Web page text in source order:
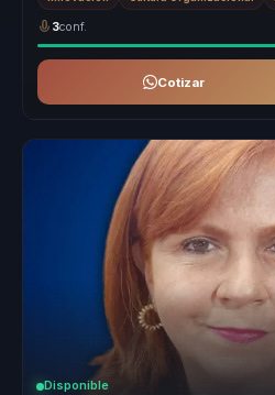
3conf.
Cotizar
Disponible